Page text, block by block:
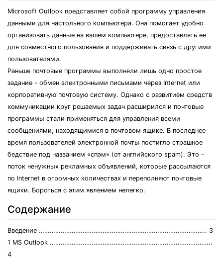
Microsoft Outlook представляет собой программу управления
данными для настольного компьютера. Она помогает удобно
организовать данные на вашем компьютере, предоставлять ее
для совместного пользования и поддерживать связь с другими
пользователями.
Раньше почтовые программы выполняли лишь одно простое
задание - обмен электронными письмами через Internet или
корпоративную почтовую систему. Однако с развитием средств
коммуникации круг решаемых задач расширился и почтовые
программы стали применяться для управления всеми
сообщениями, находящимися в почтовом ящике. В последнее
время пользователей электронной почты постигло страшное
бедствие под названием «спэм» (от английского spam). Это -
поток ненужных рекламных объявлений, которые рассылаются
по Internet в огромных количествах и переполняют почтовые
ящики. Бороться с этим явлением нелегко.
Содержание
Введение ……………………………………………………………………………….. 3
1 MS Outlook ……………………………………………………………………………..
4